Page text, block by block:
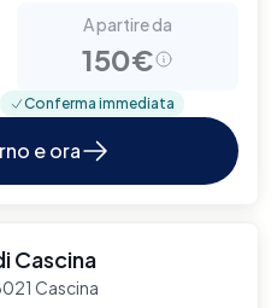
A partire da
150€
Conferma immediata
e ora
Cascina
Cascina